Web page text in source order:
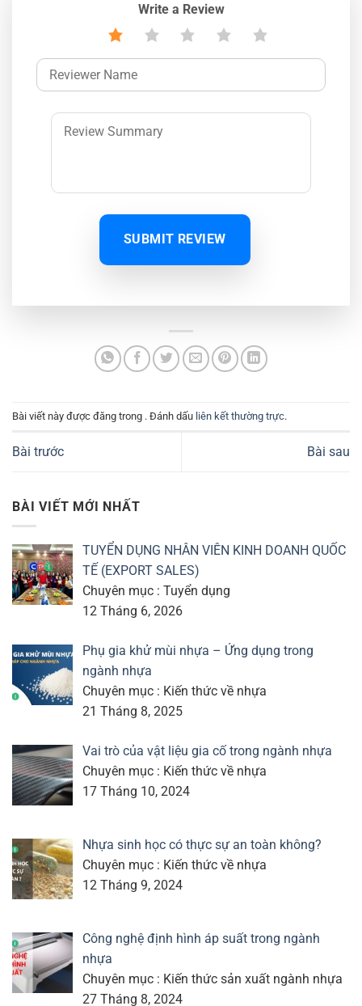
Write a Review
SUBMIT REVIEW
Bài viết này được đăng trong . Đánh dấu liên kết thường trực.
Bài trước Bài sau
BÀI VIẾT MỚI NHẤT
TUYỂN DỤNG NHÂN VIÊN KINH DOANH QUỐC
TẾ (EXPORT SALES)
Chuyên mục : Tuyển dụng
12 Tháng 6, 2026
Phụ gia khử mùi nhựa – Ứng dụng trong
ngành nhựa
Chuyên mục : Kiến thức về nhựa
21 Tháng 8, 2025
Vai trò của vật liệu gia cố trong ngành nhựa
Chuyên mục : Kiến thức về nhựa
17 Tháng 10, 2024
Nhựa sinh học có thực sự an toàn không?
Chuyên mục : Kiến thức về nhựa
12 Tháng 9, 2024
Công nghệ định hình áp suất trong ngành
nhựa
Chuyên mục : Kiến thức sản xuất ngành nhựa
27 Tháng 8, 2024